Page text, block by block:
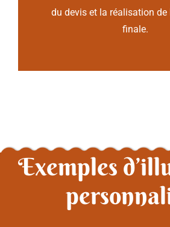
du devis et la réalisation de
finale.
Exemples